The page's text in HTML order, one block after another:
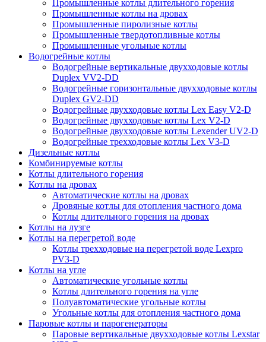
Промышленные котлы длительного горения
Промышленные котлы на дровах
Промышленные пиролизные котлы
Промышленные твердотопливные котлы
Промышленные угольные котлы
Водогрейные котлы
Водогрейные вертикальные двухходовые котлы
Duplex VV2-DD
Водогрейные горизонтальные двухходовые котлы
Duplex GV2-DD
Водогрейные двухходовые котлы Lex Easy V2-D
Водогрейные двухходовые котлы Lex V2-D
Водогрейные двухходовые котлы Lexender UV2-D
Водогрейные трехходовые котлы Lex V3-D
Дизельные котлы
Комбинируемые котлы
Котлы длительного горения
Котлы на дровах
Автоматические котлы на дровах
Дровяные котлы для отопления частного дома
Котлы длительного горения на дровах
Котлы на лузге
Котлы на перегретой воде
Котлы трехходовые на перегретой воде Lexpro
PV3-D
Котлы на угле
Автоматические угольные котлы
Котлы длительного горения на угле
Полуавтоматические угольные котлы
Угольные котлы для отопления частного дома
Паровые котлы и парогенераторы
Паровые вертикальные двухходовые котлы Lexstar